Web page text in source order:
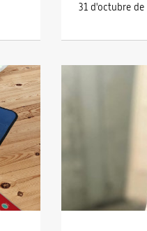
31 d'octubre de